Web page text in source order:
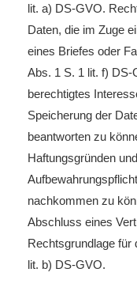
lit. a) DS-GVO.
Daten, die im Zuge
eines Briefes oder
Abs. 1 S. 1 lit. f) DS-
berechtigtes
Speicherung der
beantworten zu
Haftungsgründen
nachkommen zu
Abschluss eines
Rechtsgrundlage für
lit. b) DS-GVO.